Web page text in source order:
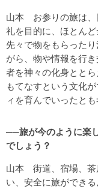
山本 お参りの旅は、
礼を目的に、ほとん
先々で物をもらった
がら、物や情報を行
者を神々の化身とと
もてなすという文化
ィを育んでいったとも
──旅が今のように楽
でしょう？
山本 街道、宿場、茶
い、安全に旅ができ